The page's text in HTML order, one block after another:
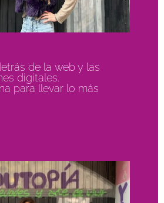
de la web y las
digitales.
para llevar lo más